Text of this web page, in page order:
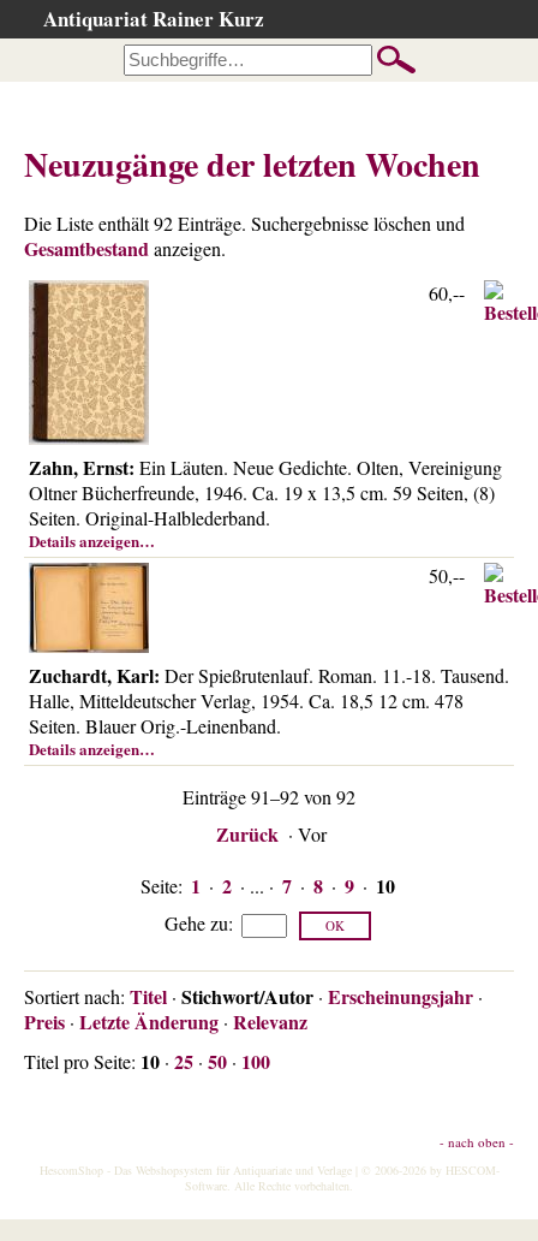
Antiquariat Rainer Kurz
…nach Beschreibung
…nach Kategorie
…nach Schlagwort
…nach Person
Neuzugänge
…der letzten Wochen
…der letzten Tage
Gesamtbestand
Ankauf
Warenkorb
Über uns
Kontakt
Impressum
Versandkosten
AGB
Widerrufsrecht
Neuzugänge der letzten Wochen
Die Liste enthält 92 Einträge. Suchergebnisse löschen und
Gesamtbestandanzeigen.
Zahn, Ernst: Ein Läuten. Neue Gedichte. Olten, Vereinigung
Oltner Bücherfreunde, 1946. Ca. 19 x 13,5 cm. 59 Seiten, (8)
Seiten. Original-Halblederband.
Details anzeigen…
60,--
Zuchardt, Karl: Der Spießrutenlauf. Roman. 11.-18. Tausend.
Halle, Mitteldeutscher Verlag, 1954. Ca. 18,5 12 cm. 478
Seiten. Blauer Orig.-Leinenband.
Details anzeigen…
50,--
Einträge 91–92 von 92
Zurück · Vor
Seite: 1 · 2 · ... · 7 · 8 · 9 · 10
Gehe zu:
Sortiert nach: Titel · Stichwort/Autor · Erscheinungsjahr ·
Preis · Letzte Änderung · Relevanz
Titel pro Seite: 10 · 25 · 50 · 100
- nach oben -
HescomShop- Das Webshopsystem für Antiquariate und Verlage | © 2006-2026 by HESCOM-
Software. Alle Rechte vorbehalten.